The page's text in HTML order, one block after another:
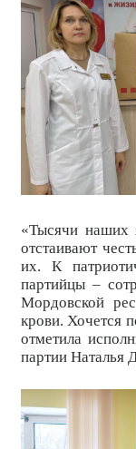
«Тысячи наших
отстаивают
их. К
партийцы –
Мордовской
крови. Хочется
отметила
партии Наталья